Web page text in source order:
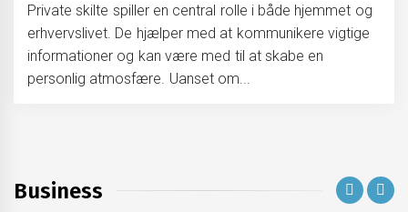
Private skilte spiller en central rolle i både hjemmet og
erhvervslivet. De hjælper med at kommunikere vigtige
informationer og kan være med til at skabe en
personlig atmosfære. Uanset om...
Business Generhvervelse af kørekort i Århus